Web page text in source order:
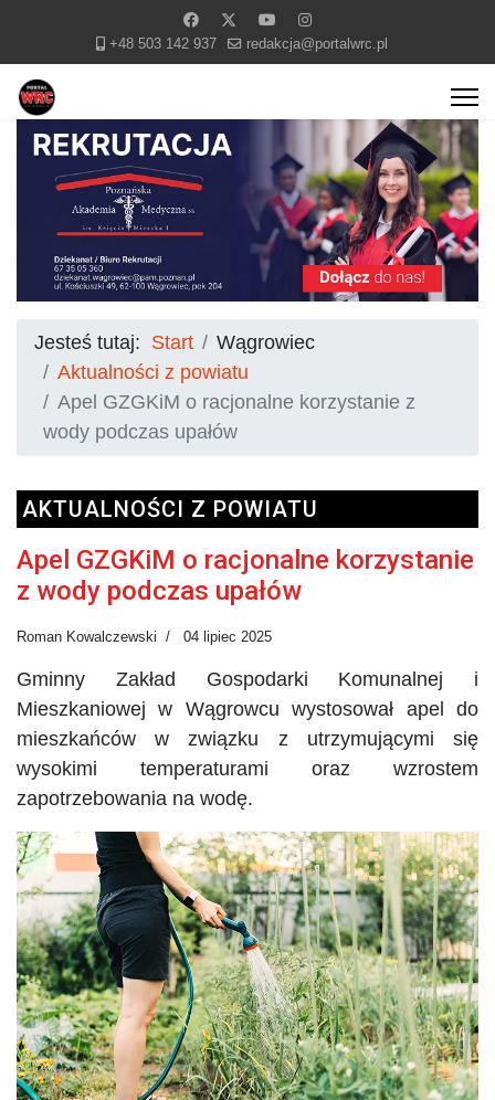
+48 503 142 937 redakcja@portalwrc.pl
Jesteś tutaj: Start
Wągrowiec
Aktualności z powiatu
Apel GZGKiM o racjonalne korzystanie z
wody podczas upałów
AKTUALNOŚCI Z POWIATU
Apel GZGKiM o racjonalne korzystanie
z wody podczas upałów
Roman Kowalczewski 04 lipiec 2025
Gminny Zakład Gospodarki Komunalnej i
Mieszkaniowej w Wągrowcu wystosował apel do
mieszkańców w związku z utrzymującymi się
wysokimi temperaturami oraz wzrostem
zapotrzebowania na wodę.